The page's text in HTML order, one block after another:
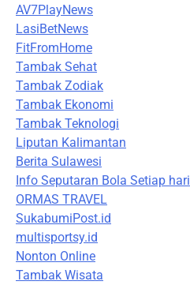
AV7PlayNews
LasiBetNews
FitFromHome
Tambak Sehat
Tambak Zodiak
Tambak Ekonomi
Tambak Teknologi
Liputan Kalimantan
Berita Sulawesi
Info Seputaran Bola Setiap hari
ORMAS TRAVEL
SukabumiPost.id
multisportsy.id
Nonton Online
Tambak Wisata